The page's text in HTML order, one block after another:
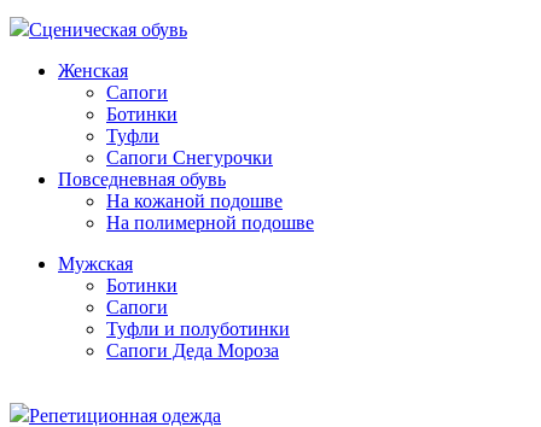
Сценическая обувь
Женская
Сапоги
Ботинки
Туфли
Сапоги Снегурочки
Повседневная обувь
На кожаной подошве
На полимерной подошве
Мужская
Ботинки
Сапоги
Туфли и полуботинки
Сапоги Деда Мороза
Репетиционная одежда